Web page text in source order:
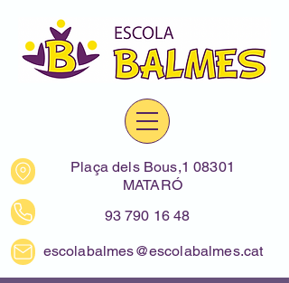
Plaça dels Bous,1 08301
MATARÓ
93 790 16 48
escolabalmes@escolabalmes.cat